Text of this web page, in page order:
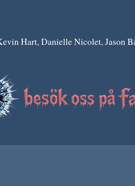
Hart, Danielle Nicolet, Jason